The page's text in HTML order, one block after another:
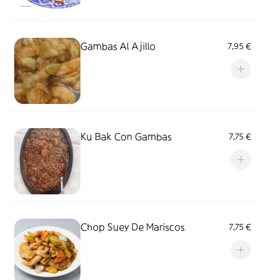
Gambas Al Ajillo 7,95 €
Ku Bak Con Gambas 7,75 €
Chop Suey De Mariscos 7,75 €